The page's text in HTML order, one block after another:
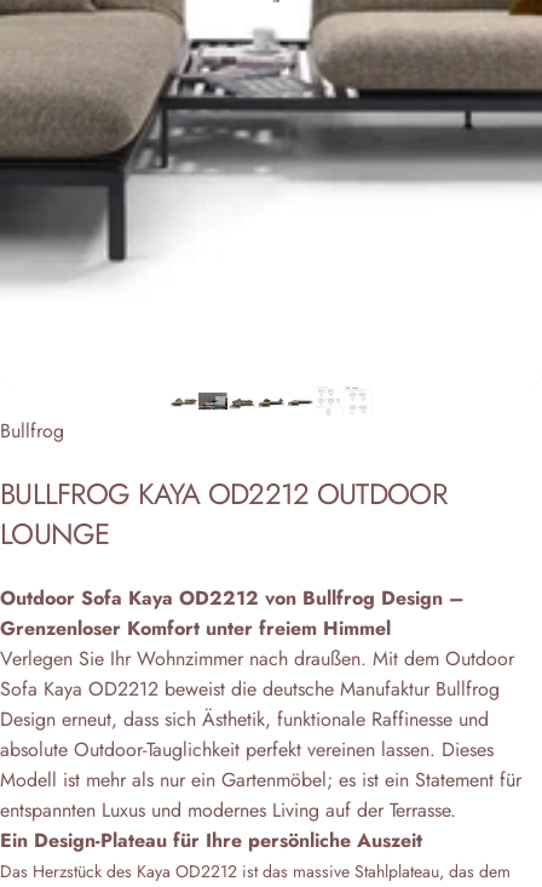
Anbieter:
Bullfrog
BULLFROG KAYA OD2212 OUTDOOR
LOUNGE
Outdoor Sofa Kaya OD2212 von Bullfrog Design –
Grenzenloser Komfort unter freiem Himmel
Verlegen Sie Ihr Wohnzimmer nach draußen. Mit dem Outdoor
Sofa Kaya OD2212 beweist die deutsche Manufaktur Bullfrog
Design erneut, dass sich Ästhetik, funktionale Raffinesse und
absolute Outdoor-Tauglichkeit perfekt vereinen lassen. Dieses
Modell ist mehr als nur ein Gartenmöbel; es ist ein Statement für
entspannten Luxus und modernes Living auf der Terrasse.
Ein Design-Plateau für Ihre persönliche Auszeit
Das Herzstück des Kaya OD2212 ist das massive Stahlplateau, das dem